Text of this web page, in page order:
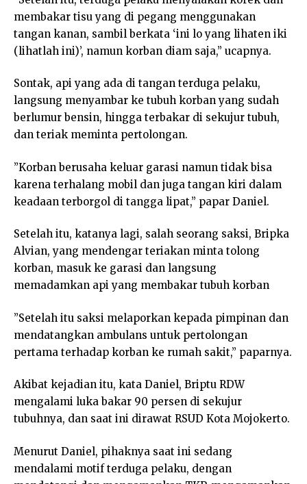
membakar tisu yang di pegang menggunakan
tangan kanan, sambil berkata ‘ini lo yang lihaten iki
(lihatlah ini)’, namun korban diam saja,” ucapnya.
Sontak, api yang ada di tangan terduga pelaku,
langsung menyambar ke tubuh korban yang sudah
berlumur bensin, hingga terbakar di sekujur tubuh,
dan teriak meminta pertolongan.
”Korban berusaha keluar garasi namun tidak bisa
karena terhalang mobil dan juga tangan kiri dalam
keadaan terborgol di tangga lipat,” papar Daniel.
Setelah itu, katanya lagi, salah seorang saksi, Bripka
Alvian, yang mendengar teriakan minta tolong
korban, masuk ke garasi dan langsung
memadamkan api yang membakar tubuh korban
”Setelah itu saksi melaporkan kepada pimpinan dan
mendatangkan ambulans untuk pertolongan
pertama terhadap korban ke rumah sakit,” paparnya.
Akibat kejadian itu, kata Daniel, Briptu RDW
mengalami luka bakar 90 persen di sekujur
tubuhnya, dan saat ini dirawat RSUD Kota Mojokerto.
Menurut Daniel, pihaknya saat ini sedang
mendalami motif terduga pelaku, dengan